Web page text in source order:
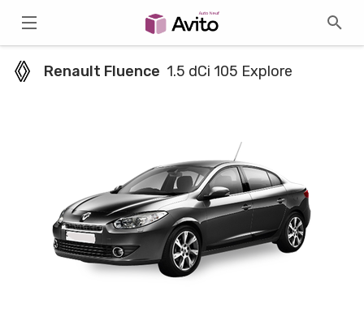
Renault Fluence 1.5 dCi 105 Explore